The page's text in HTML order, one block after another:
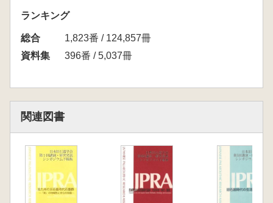
正年代について IntCal04とIntCal09の違い
下岡順直ほか 中国泥河湾盆地の旧石器遺跡に
おけるOSLと14C年代測定による大同湖(古泥
河湾湖)の消滅と桑干河の出現の年代に関する
象に
黒田篤史ほか 金取遺跡周辺分布調査報告
石器時代の調査成果について
中村雄紀 柏峠産黒曜石の利用形態と石器製作
の制限要因
山岡拓也ほか 「台形様石器」の使用痕
ランキング
総合
1,823番 / 124,857冊
資料集
396番 / 5,037冊
関連図書